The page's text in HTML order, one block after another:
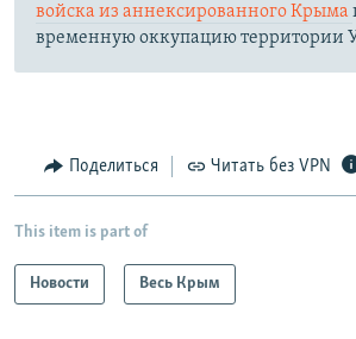
войска из аннексированного Крыма
временную оккупацию территории
Поделиться Читать без VPN
This item is part of
Новости Весь Крым